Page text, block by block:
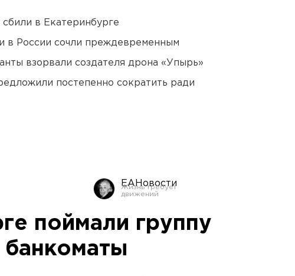
в Екатеринбурге
в России сочли преждевременным
взорвали создателя дрона «Упырь»
постепенно сократить ради
ЕАНовости
поймали группу
банкоматы